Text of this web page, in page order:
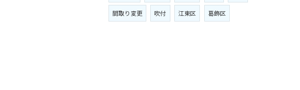
間取り変更 吹付 江東区 葛飾区